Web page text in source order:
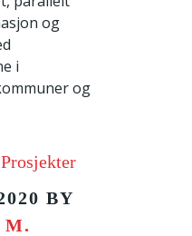
og
i
og
Prosjekter
BY